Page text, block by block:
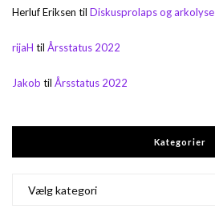
Herluf Eriksen til Diskusprolaps og arkolyse
rijaH til Årsstatus 2022
Jakob til Årsstatus 2022
Kategorier